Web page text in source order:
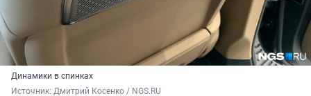
Динамики в спинках
Источник: Дмитрий Косенко / NGS.RU